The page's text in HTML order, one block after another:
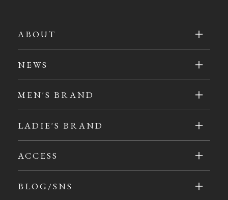
ABOUT
NEWS
MEN'S BRAND
LADIE'S BRAND
ACCESS
BLOG/SNS